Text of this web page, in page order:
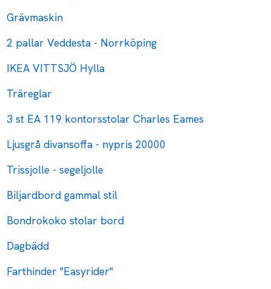
Grävmaskin
2 pallar Veddesta - Norrköping
IKEA VITTSJÖ Hylla
Träreglar
3 st EA 119 kontorsstolar Charles Eames
Ljusgrå divansoffa - nypris 20000
Trissjolle - segeljolle
Biljardbord gammal stil
Bondrokoko stolar bord
Dagbädd
Farthinder "Easyrider"